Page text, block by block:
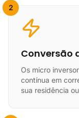
2
Conversão
Os micro
contínua em
sua residência